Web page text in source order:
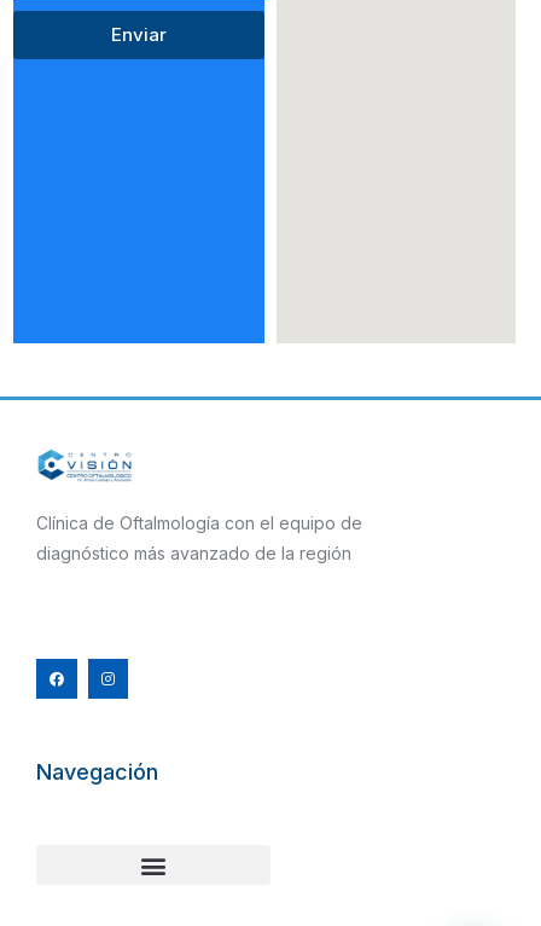
Enviar
Clínica de Oftalmología con el equipo de
diagnóstico más avanzado de la región
c
e
b
o
s
t
a
g
Navegación